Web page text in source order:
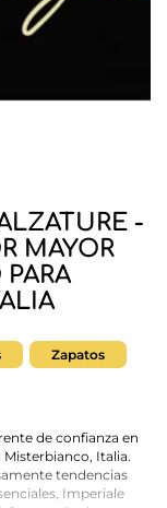
-
MAYOR
Zapatos
de confianza en
Italia.
tendencias
Imperiale